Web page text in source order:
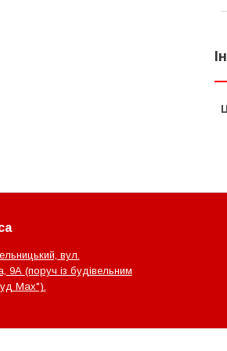
вул.
9А (поруч із будівельним
Мах").